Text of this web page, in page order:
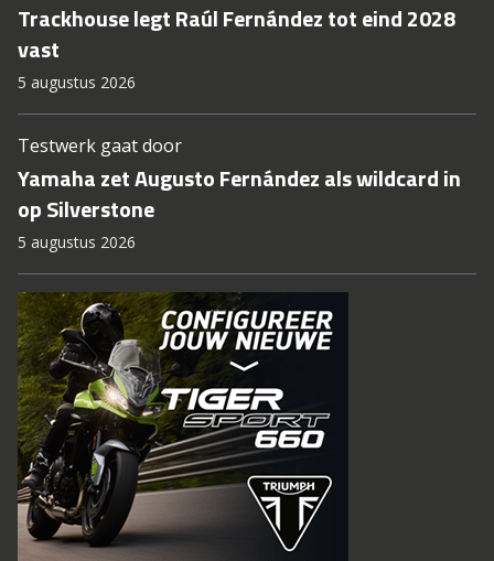
Trackhouse legt Raúl Fernández tot eind 2028
vast
5 augustus 2026
Testwerk gaat door
Yamaha zet Augusto Fernández als wildcard in
op Silverstone
5 augustus 2026